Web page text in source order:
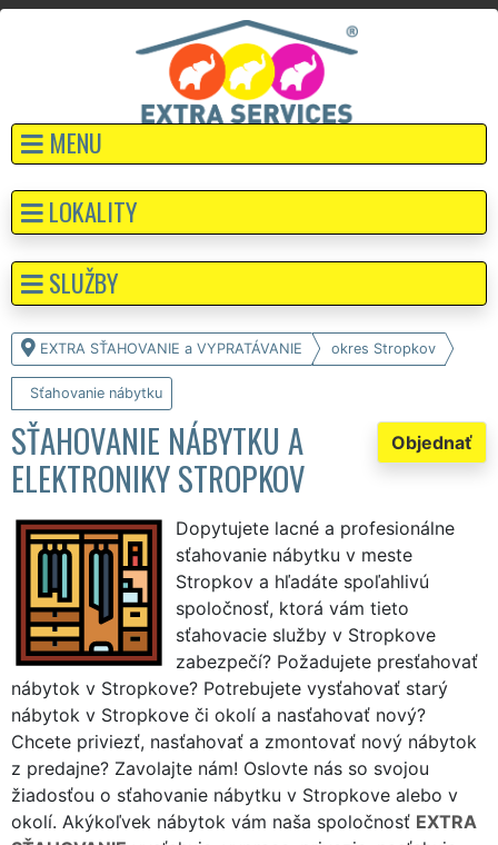
MENU
EXTRA SŤAHOVANIE a VYPRATÁVANIE okres Stropkov
Sťahovanie nábytku
Objednať
SŤAHOVANIE NÁBYTKU A
ELEKTRONIKY STROPKOV
Dopytujete lacné a profesionálne
sťahovanie nábytku v meste
Stropkov a hľadáte spoľahlivú
spoločnosť, ktorá vám tieto
sťahovacie služby v Stropkove
zabezpečí? Požadujete presťahovať
nábytok v Stropkove? Potrebujete vysťahovať starý
nábytok v Stropkove či okolí a nasťahovať nový?
Chcete priviezť, nasťahovať a zmontovať nový nábytok
z predajne? Zavolajte nám! Oslovte nás so svojou
žiadosťou o sťahovanie nábytku v Stropkove alebo v
okolí. Akýkoľvek nábytok vám naša spoločnosť EXTRA
LOKALITY
SLUŽBY